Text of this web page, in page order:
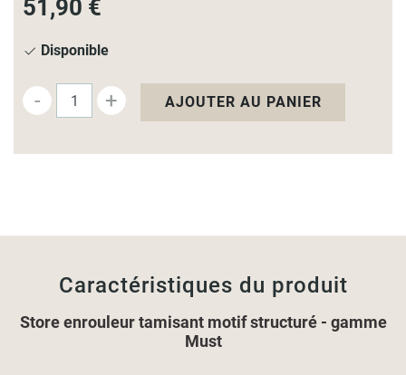
51,90 €
Disponible
- + AJOUTER AU PANIER
Caractéristiques du produit
Store enrouleur tamisant motif structuré - gamme
Must